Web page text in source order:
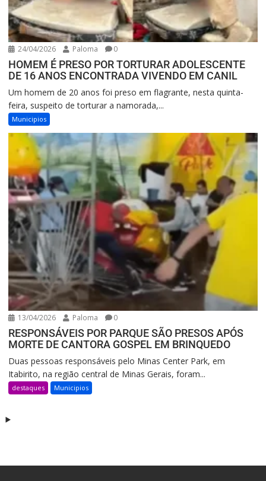
24/04/2026 Paloma 0
HOMEM É PRESO POR TORTURAR ADOLESCENTE
DE 16 ANOS ENCONTRADA VIVENDO EM CANIL
Um homem de 20 anos foi preso em flagrante, nesta quinta-
feira, suspeito de torturar a namorada,...
Municipios
13/04/2026 Paloma 0
RESPONSÁVEIS POR PARQUE SÃO PRESOS APÓS
MORTE DE CANTORA GOSPEL EM BRINQUEDO
Duas pessoas responsáveis pelo Minas Center Park, em
Itabirito, na região central de Minas Gerais, foram...
destaques Municipios